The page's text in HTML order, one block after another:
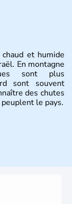
et humide
En montagne
sont plus
sont souvent
des chutes
le pays.
Méditerranée,
des nouvelles